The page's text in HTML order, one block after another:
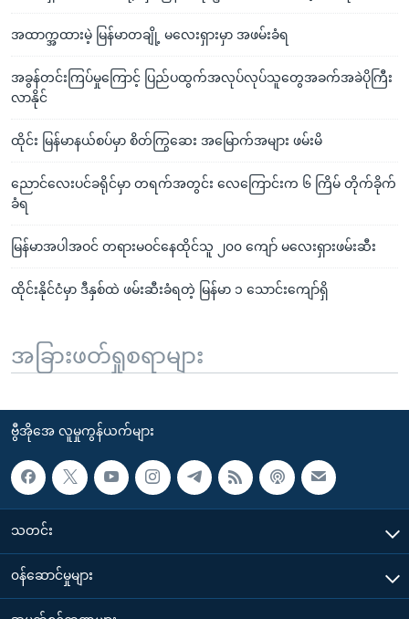
အထာက္အထားမဲ့ မြန်မာတချို့ မလေးရှားမှာ အဖမ်းခံရ
အခွန်တင်းကြပ်မှုကြောင့် ပြည်ပထွက်အလုပ်လုပ်သူတွေအခက်အခဲပိုကြီး
လာနိုင်
ထိုင်း မြန်မာနယ်စပ်မှာ စိတ်ကြွဆေး အမြောက်အများ ဖမ်းမိ
ညောင်လေးပင်ခရိုင်မှာ တရက်အတွင်း လေကြောင်းက ၆ ကြိမ် တိုက်ခိုက်
ခံရ
မြန်မာအပါအဝင် တရားမဝင်နေထိုင်သူ ၂၀၀ ကျော် မလေးရှားဖမ်းဆီး
ထိုင်းနိုင်ငံမှာ ဒီနှစ်ထဲ ဖမ်းဆီးခံရတဲ့ မြန်မာ ၁ သောင်းကျော်ရှိ
အခြားဖတ်ရှုစရာများ
ဗွီအိုအေ လူမှုကွန်ယက်များ
သတင်း
၀န်ဆောင်မှုများ